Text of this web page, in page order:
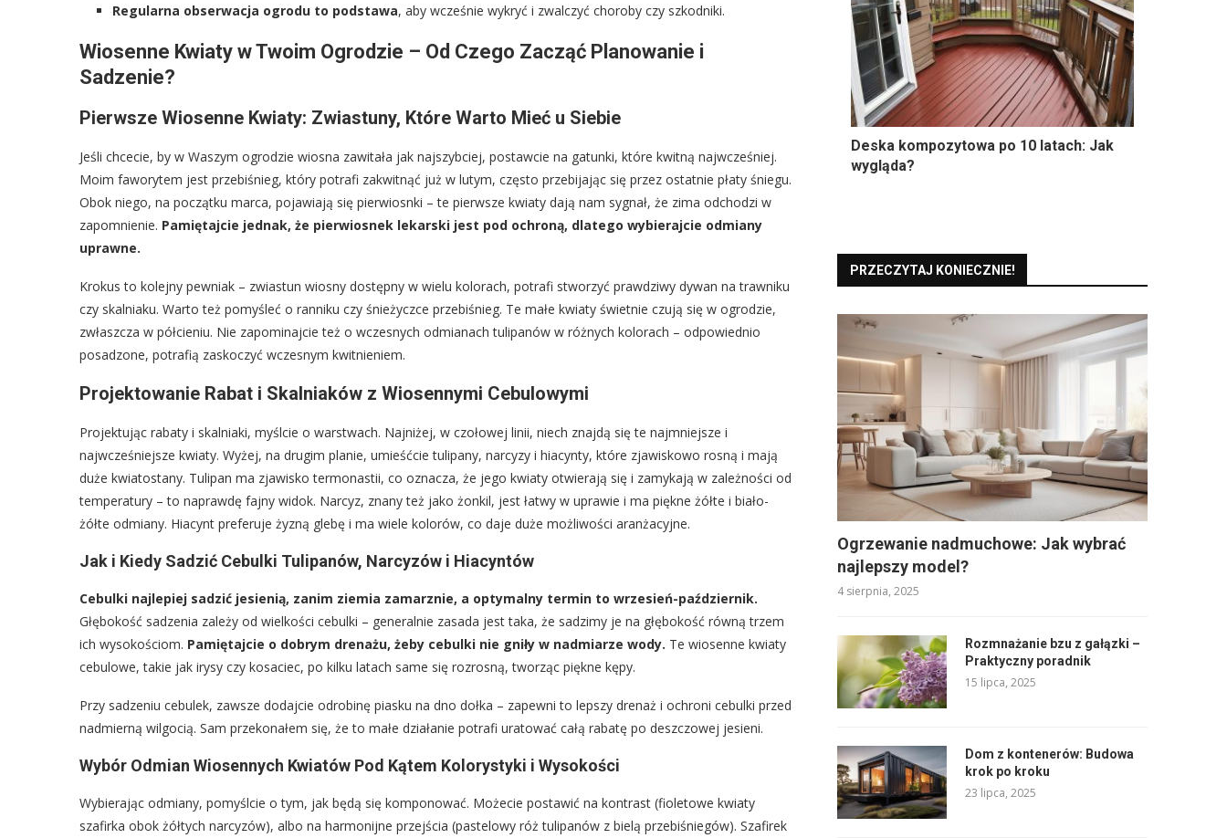
Regularna obserwacja ogrodu to podstawa, aby wcześnie wykryć i zwalczyć choroby czy szkodniki.
Wiosenne Kwiaty w Twoim Ogrodzie – Od Czego Zacząć Planowanie i
Sadzenie?
Pierwsze Wiosenne Kwiaty: Zwiastuny, Które Warto Mieć u Siebie
Jeśli chcecie, by w Waszym ogrodzie wiosna zawitała jak najszybciej, postawcie na gatunki, które kwitną najwcześniej.
Moim faworytem jest przebiśnieg, który potrafi zakwitnąć już w lutym, często przebijając się przez ostatnie płaty śniegu.
Obok niego, na początku marca, pojawiają się pierwiosnki – te pierwsze kwiaty dają nam sygnał, że zima odchodzi w
zapomnienie. Pamiętajcie jednak, że pierwiosnek lekarski jest pod ochroną, dlatego wybierajcie odmiany
uprawne.
Krokus to kolejny pewniak – zwiastun wiosny dostępny w wielu kolorach, potrafi stworzyć prawdziwy dywan na trawniku
czy skalniaku. Warto też pomyśleć o ranniku czy śnieżyczce przebiśnieg. Te małe kwiaty świetnie czują się w ogrodzie,
zwłaszcza w półcieniu. Nie zapominajcie też o wczesnych odmianach tulipanów w różnych kolorach – odpowiednio
posadzone, potrafią zaskoczyć wczesnym kwitnieniem.
Projektowanie Rabat i Skalniaków z Wiosennymi Cebulowymi
Projektując rabaty i skalniaki, myślcie o warstwach. Najniżej, w czołowej linii, niech znajdą się te najmniejsze i
najwcześniejsze kwiaty. Wyżej, na drugim planie, umieśćcie tulipany, narcyzy i hiacynty, które zjawiskowo rosną i mają
duże kwiatostany. Tulipan ma zjawisko termonastii, co oznacza, że jego kwiaty otwierają się i zamykają w zależności od
temperatury – to naprawdę fajny widok. Narcyz, znany też jako żonkil, jest łatwy w uprawie i ma piękne żółte i biało-
żółte odmiany. Hiacynt preferuje żyzną glebę i ma wiele kolorów, co daje duże możliwości aranżacyjne.
Jak i Kiedy Sadzić Cebulki Tulipanów, Narcyzów i Hiacyntów
Cebulki najlepiej sadzić jesienią, zanim ziemia zamarznie, a optymalny termin to wrzesień-październik.
Głębokość sadzenia zależy od wielkości cebulki – generalnie zasada jest taka, że sadzimy je na głębokość równą trzem
ich wysokościom. Pamiętajcie o dobrym drenażu, żeby cebulki nie gniły w nadmiarze wody. Te wiosenne kwiaty
cebulowe, takie jak irysy czy kosaciec, po kilku latach same się rozrosną, tworząc piękne kępy.
Przy sadzeniu cebulek, zawsze dodajcie odrobinę piasku na dno dołka – zapewni to lepszy drenaż i ochroni cebulki przed
nadmierną wilgocią. Sam przekonałem się, że to małe działanie potrafi uratować całą rabatę po deszczowej jesieni.
Wybór Odmian Wiosennych Kwiatów Pod Kątem Kolorystyki i Wysokości
Wybierając odmiany, pomyślcie o tym, jak będą się komponować. Możecie postawić na kontrast (fioletowe kwiaty
szafirka obok żółtych narcyzów), albo na harmonijne przejścia (pastelowy róż tulipanów z bielą przebiśniegów). Szafirek
Deska kompozytowa po 10 latach: Jak
wygląda?
PRZECZYTAJ KONIECZNIE!
Ogrzewanie nadmuchowe: Jak wybrać
najlepszy model?
4 sierpnia, 2025
Rozmnażanie bzu z gałązki –
Praktyczny poradnik
15 lipca, 2025
Dom z kontenerów: Budowa
krok po kroku
23 lipca, 2025